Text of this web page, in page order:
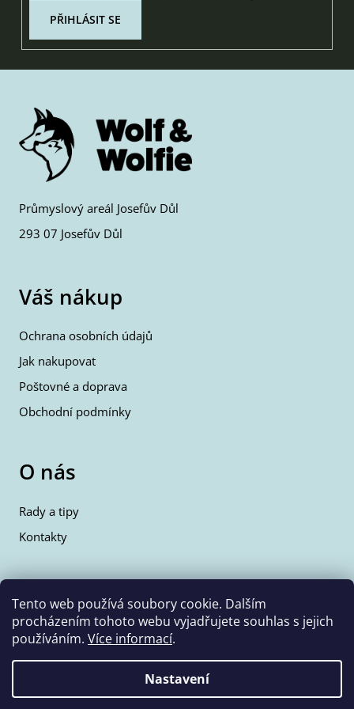
Tento web používá soubory cookie. Dalším
procházením tohoto webu vyjadřujete souhlas s jejich
používáním. Více informací.
Nastavení
PŘIHLÁSIT SE
Průmyslový areál Josefův Důl
293 07 Josefův Důl
Váš nákup
Ochrana osobních údajů
Jak nakupovat
Poštovné a doprava
Obchodní podmínky
O nás
Rady a tipy
Kontakty
Kontakty
info@wolfie.cz
+420 777 350 662
Vytvořil Shoptet